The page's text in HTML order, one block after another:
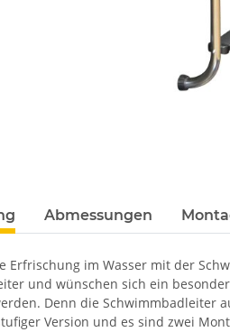
Abmessungen
Erfrischung im Wasser mit der
und wünschen sich ein
Denn die Schwimmbadleiter
Version und es sind zwei